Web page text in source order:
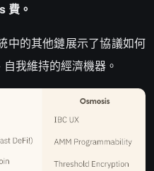
費。
中的其他鏈展示了協議如何
我維持的經濟機器。